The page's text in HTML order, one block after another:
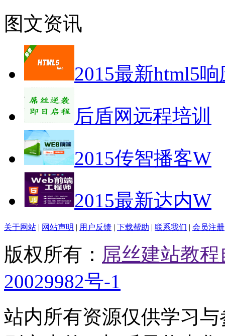
图文资讯
2015最新html5响
后盾网远程培训
2015传智播客W
2015最新达内W
关于网站 | 网站声明 | 用户反馈 | 下载帮助 | 联系我们 | 会员注册
版权所有： 屌丝建站教
20029982号-1
站内所有资源仅供学习